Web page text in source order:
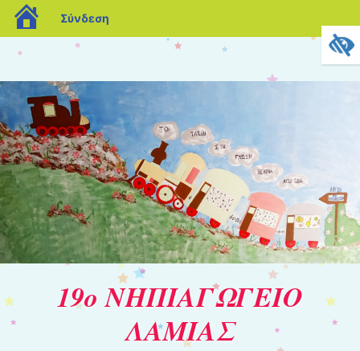
blogs.sch.gr
Σύνδεση
19ο ΝΗΠΙΑΓΩΓΕΙΟ
ΛΑΜΙΑΣ